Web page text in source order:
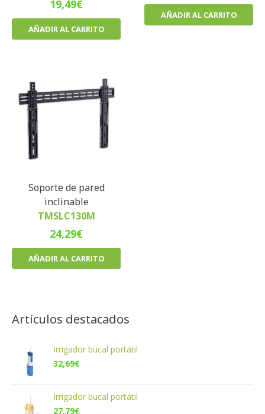
19,49€
AÑADIR AL CARRITO
AÑADIR AL CARRITO
Soporte de pared
inclinable
TMSLC130M
24,29€
AÑADIR AL CARRITO
Artículos destacados
Irrigador bucal portátil
32,69€
Irrigador bucal portátil
27,79€